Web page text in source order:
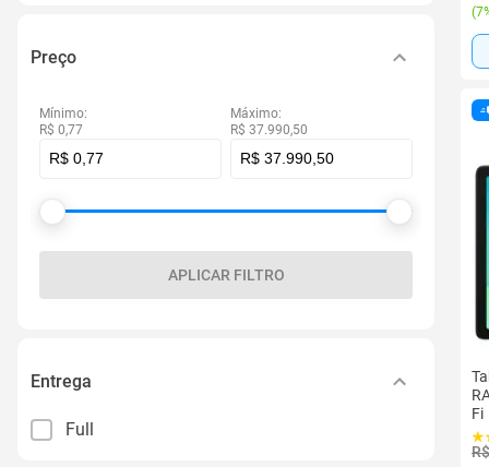
Preço
Mínimo:
R$ 0,77
Máximo:
R$ 37.990,50
APLICAR FILTRO
Entrega
Full
(
Fi